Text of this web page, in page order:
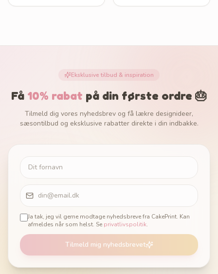
Eksklusive tilbud & inspiration
Få 10% rabat på din første ordre 🎂
Tilmeld dig vores nyhedsbrev og få lækre designideer,
sæsontilbud og eksklusive rabatter direkte i din indbakke.
Ja tak, jeg vil gerne modtage nyhedsbreve fra CakePrint. Kan
afmeldes når som helst. Se privatlivspolitik.
Tilmeld mig nyhedsbrevet